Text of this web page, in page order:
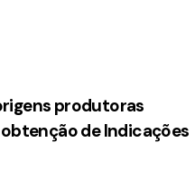
produtoras
de Indicações